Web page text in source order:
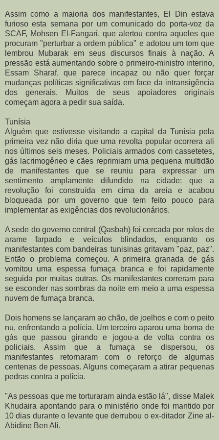
Assim como a maioria dos manifestantes, El Din estava
furioso esta semana por um comunicado do porta-voz da
SCAF, Mohsen El-Fangari, que alertou contra aqueles que
procuram "perturbar a ordem pública" e adotou um tom que
lembrou Mubarak em seus discursos finais à nação. A
pressão está aumentando sobre o primeiro-ministro interino,
Essam Sharaf, que parece incapaz ou não quer forçar
mudanças políticas significativas em face da intransigência
dos generais. Muitos de seus apoiadores originais
começam agora a pedir sua saída.
Tunísia
Alguém que estivesse visitando a capital da Tunísia pela
primeira vez não diria que uma revolta popular ocorrera ali
nos últimos seis meses. Policiais armados com cassetetes,
gás lacrimogêneo e cães reprimiam uma pequena multidão
de manifestantes que se reuniu para expressar um
sentimento amplamente difundido na cidade: que a
revolução foi construída em cima da areia e acabou
bloqueada por um governo que tem feito pouco para
implementar as exigências dos revolucionários.
A sede do governo central (Qasbah) foi cercada por rolos de
arame farpado e veículos blindados, enquanto os
manifestantes com bandeiras tunisinas gritavam "paz, paz".
Então o problema começou. A primeira granada de gás
vomitou uma espessa fumaça branca e foi rapidamente
seguida por muitas outras. Os manifestantes correram para
se esconder nas sombras da noite em meio a uma espessa
nuvem de fumaça branca.
Dois homens se lançaram ao chão, de joelhos e com o peito
nu, enfrentando a polícia. Um terceiro aparou uma boma de
gás que passou girando e jogou-a de volta contra os
policiais. Assim que a fumaça se dispersou, os
manifestantes retornaram com o reforço de algumas
centenas de pessoas. Alguns começaram a atirar pequenas
pedras contra a polícia.
"As pessoas que me torturaram ainda estão lá", disse Malek
Khudaira apontando para o ministério onde foi mantido por
10 dias durante o levante que derrubou o ex-ditador Zine al-
Abidine Ben Ali.